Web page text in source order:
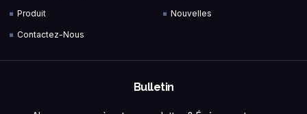
Produit
Contactez-Nous
Nouvelles
Bulletin